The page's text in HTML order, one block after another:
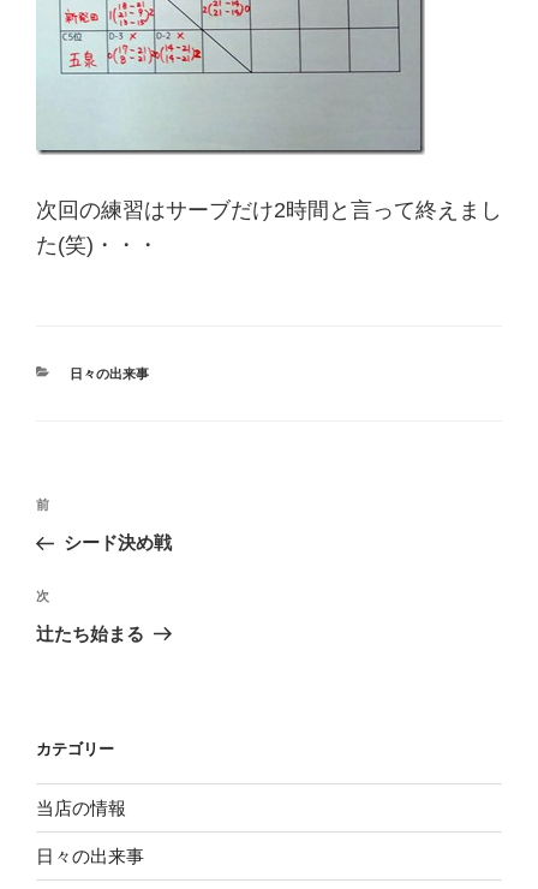
次回の練習はサーブだけ2時間と言って終えまし
た(笑)・・・
カ
日々の出来事
投
ビ
ゲ
ン
過
去
投
稿
前
シード決め戦
次
の
次
辻たち始まる
カテゴリー
当店の情報
日々の出来事